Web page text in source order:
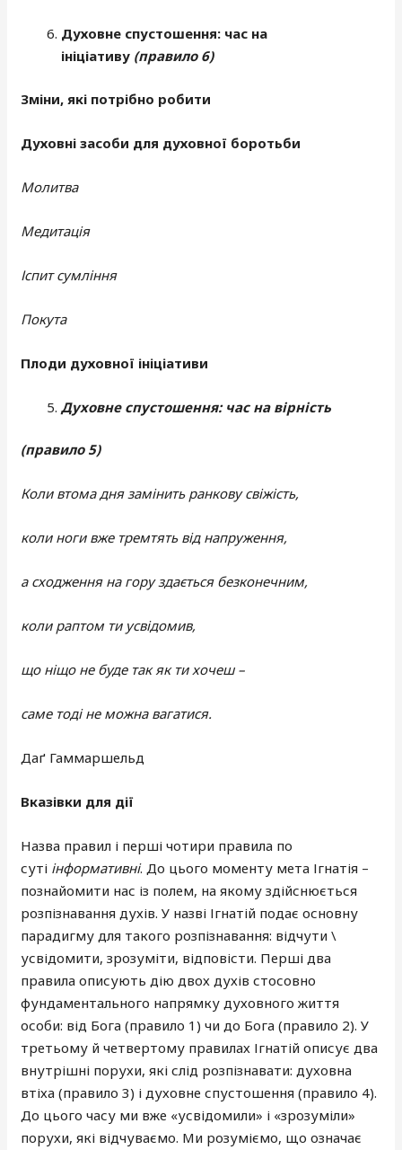
Духовне спустошення: час на
ініціативу (правило 6)
Зміни, які потрібно робити
Духовні засоби для духовної боротьби
Молитва
Медитація
Іспит сумління
Покута
Плоди духовної ініціативи
Духовне спустошення: час на вірність
(правило 5)
Коли втома дня замінить ранкову свіжість,
коли ноги вже тремтять від напруження,
а сходження на гору здається безконечним,
коли раптом ти усвідомив,
що ніщо не буде так як ти хочеш –
саме тоді не можна вагатися.
Даґ Гаммаршельд
Вказівки для дії
Назва правил і перші чотири правила по
суті інформативні. До цього моменту мета Ігнатія –
познайомити нас із полем, на якому здійснюється
розпізнавання духів. У назві Ігнатій подає основну
парадигму для такого розпізнавання: відчути \
усвідомити, зрозуміти, відповісти. Перші два
правила описують дію двох духів стосовно
фундаментального напрямку духовного життя
особи: від Бога (правило 1) чи до Бога (правило 2). У
третьому й четвертому правилах Ігнатій описує два
внутрішні порухи, які слід розпізнавати: духовна
втіха (правило 3) і духовне спустошення (правило 4).
До цього часу ми вже «усвідомили» і «зрозуміли»
порухи, які відчуваємо. Ми розуміємо, що означає